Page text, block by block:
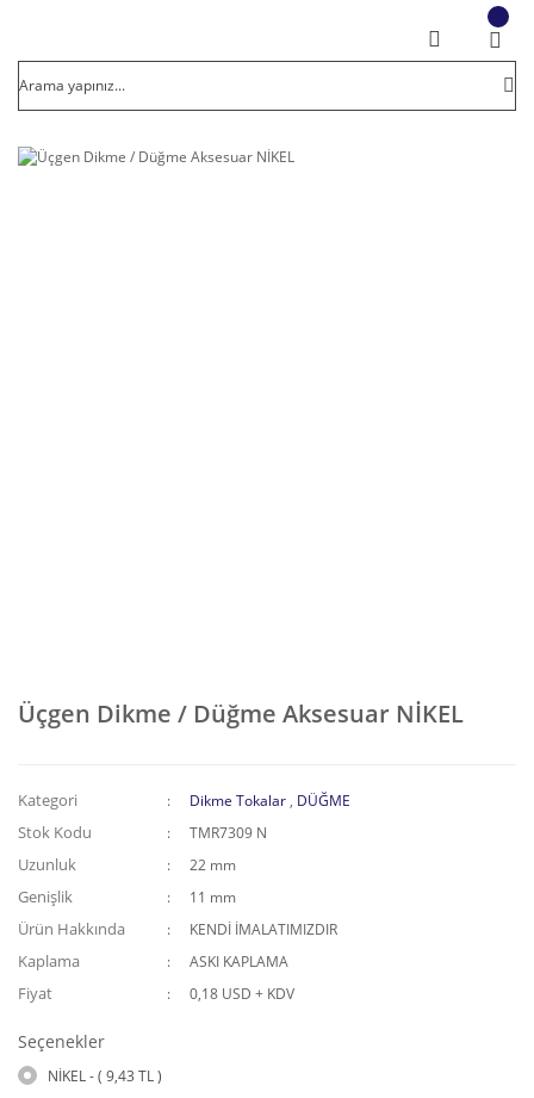
Üçgen Dikme / Düğme Aksesuar NİKEL
Kategori Dikme Tokalar , DÜĞME
Stok Kodu TMR7309 N
Uzunluk 22 mm
Genişlik 11 mm
Ürün Hakkında KENDİ İMALATIMIZDIR
Kaplama ASKI KAPLAMA
Fiyat 0,18 USD + KDV
Seçenekler
NİKEL - ( 9,43 TL )